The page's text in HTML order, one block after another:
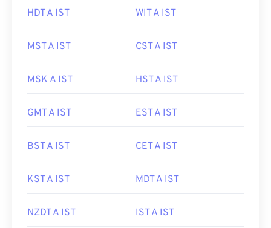
HDT A IST WIT A IST
MST A IST CST A IST
MSK A IST HST A IST
GMT A IST EST A IST
BST A IST CET A IST
KST A IST MDT A IST
NZDT A IST IST A IST